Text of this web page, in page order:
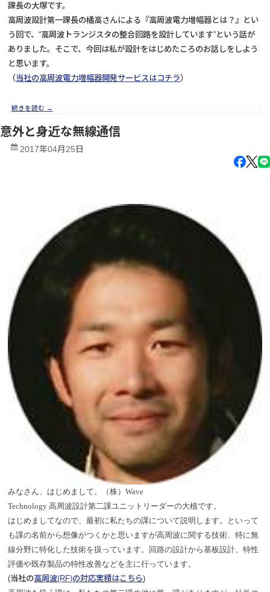
課長の大塚です。
高周波設計第一課長の橘高さんによる『高周波電力増幅器とは？』とい
う回で、“高周波トランジスタの整合回路を設計しています”という話が
ありました。そこで、今回は私が設計をはじめたころのお話しをしよう
と思います。
（当社の高周波電力増幅器開発サービスはコチラ）
続きを読む →
意外と身近な無線通信
2017年04月25日
みなさん、はじめまして。（株）Wave
Technology高周波設計第二課ユニットリーダーの大植です。
はじめましてなので、最初に私たちの課について説明します。といって
も課の名前から想像がつくかと思いますが高周波に関する技術、特に無
線分野に特化した技術を扱っています。回路の設計から基板設計、特性
評価や既存製品の特性改善などを主に行っています。
(当社の高周波(RF)の対応実績はこちら)